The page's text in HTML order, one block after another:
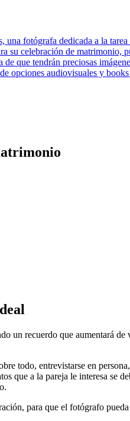
fotógrafa dedicada a la
su celebración de
que tendrán preciosas
opciones audiovisuales y
un recuerdo que aumentará
todo, entrevistarse en
que a la pareja le interesa se
para que el fotógrafo